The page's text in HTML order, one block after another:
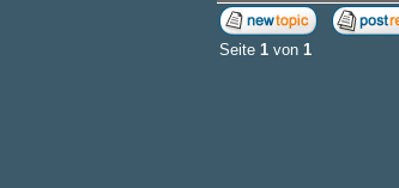
Seite 1 von 1